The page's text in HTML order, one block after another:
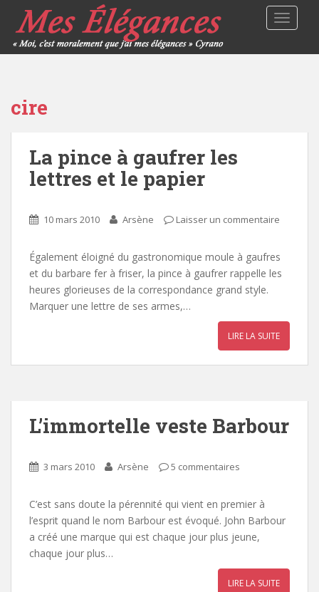
cire
La pince à gaufrer les
lettres et le papier
10 mars 2010 Arsène Laisser un commentaire
Également éloigné du gastronomique moule à gaufres
et du barbare fer à friser, la pince à gaufrer rappelle les
heures glorieuses de la correspondance grand style.
Marquer une lettre de ses armes,…
LIRE LA SUITE
L’immortelle veste Barbour
3 mars 2010 Arsène 5 commentaires
C’est sans doute la pérennité qui vient en premier à
l’esprit quand le nom Barbour est évoqué. John Barbour
a créé une marque qui est chaque jour plus jeune,
chaque jour plus…
LIRE LA SUITE